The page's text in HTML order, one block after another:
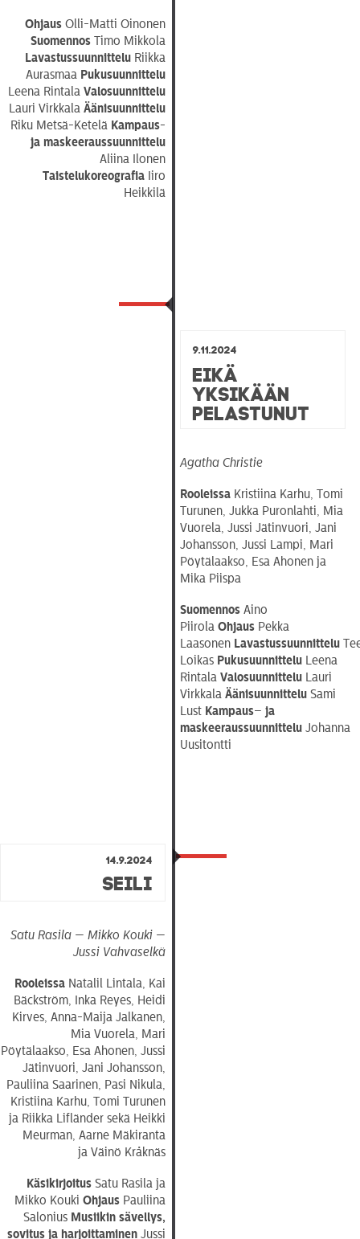
Ohjaus Olli-Matti Oinonen
Suomennos Timo Mikkola
Lavastussuunnittelu Riikka
Aurasmaa Pukusuunnittelu
Leena RintalaValosuunnittelu
Lauri VirkkalaÄänisuunnittelu
Riku Metsä-Ketelä Kampaus-
ja maskeeraussuunnittelu
Aliina Ilonen
Taistelukoreografia Iiro
Heikkilä
9.11.2024
Eikä
yksikään
pelastunut
Agatha Christie
RooleissaKristiina Karhu, Tomi
Turunen, Jukka Puronlahti, Mia
Vuorela, Jussi Jätinvuori, Jani
Johansson, Jussi Lampi, Mari
Pöytälaakso, Esa Ahonen ja
Mika Piispa
SuomennosAino
Piirola OhjausPekka
Laasonen Lavastussuunnittelu
Loikas PukusuunnitteluLeena
Rintala ValosuunnitteluLauri
Virkkala ÄänisuunnitteluSami
Lust Kampaus– ja
maskeeraussuunnitteluJohanna
Uusitontti
14.9.2024
Seili
Satu Rasila — Mikko Kouki —
Jussi Vahvaselkä
Rooleissa Natalil Lintala, Kai
Bäckström, Inka Reyes, Heidi
Kirves, Anna-Maija Jalkanen,
Mia Vuorela, Mari
Pöytälaakso, Esa Ahonen, Jussi
Jätinvuori, Jani Johansson,
Pauliina Saarinen, Pasi Nikula,
Kristiina Karhu, Tomi Turunen
ja Riikka Lifländer sekä Heikki
Meurman, Aarne Mäkiranta
ja Väinö Kråknäs
KäsikirjoitusSatu Rasila ja
Mikko KoukiOhjaus Pauliina
Salonius Musiikin sävellys,
sovitus ja harjoittaminen Jussi